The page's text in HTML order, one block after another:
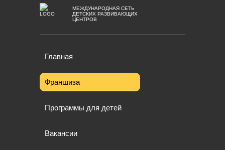
МЕЖДУНАРОДНАЯ СЕТЬ
ДЕТСКИХ РАЗВИВАЮЩИХ
ЦЕНТРОВ
Главная
Франшиза
Программы для детей
Вакансии